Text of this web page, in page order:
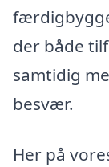
der både
samtidig
besvær.
Her på